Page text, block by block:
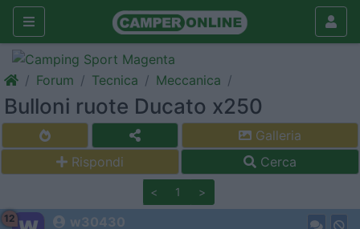
Forum Tecnica Meccanica
Bulloni ruote Ducato x250
Galleria
Rispondi
Cerca
< 1 >
12 w30430